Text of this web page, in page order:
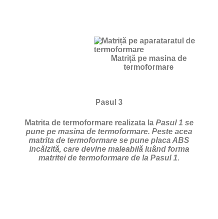
Matriță pe masina de
termoformare
Pasul 3
Matrita de termoformare realizata la Pasul 1 se
pune pe masina de termoformare. Peste acea
matrita de termoformare se pune placa ABS
incălzită, care devine maleabilă luând forma
matritei de termoformare de la Pasul 1.